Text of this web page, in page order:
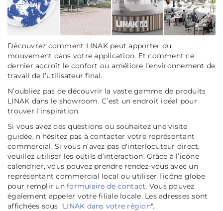
Découvrez comment LINAK peut apporter du
mouvement dans votre application. Et comment ce
dernier accroît le confort ou améliore l’environnement de
travail de l’utilisateur final.
N’oubliez pas de découvrir la vaste gamme de produits
LINAK dans le showroom. C’est un endroit idéal pour
trouver l'inspiration.
Si vous avez des questions ou souhaitez une visite
guidée, n'hésitez pas à contacter votre représentant
commercial. Si vous n’avez pas d'interlocuteur direct,
veuillez utiliser les outils d’interaction. Grâce à l’icône
calendrier, vous pouvez prendre rendez-vous avec un
représentant commercial local ou utiliser l’icône globe
pour remplir un formulaire de contact. Vous pouvez
également appeler votre filiale locale. Les adresses sont
affichées sous "LINAK dans votre région".